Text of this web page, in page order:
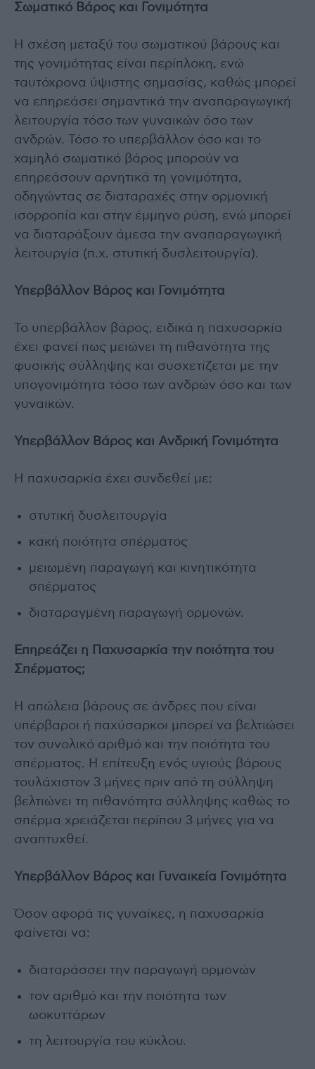
Σωματικό Βάρος και Γονιμότητα
H σχέση μεταξύ του σωματικού βάρους και
της γονιμότητας είναι περίπλοκη, ενώ
ταυτόχρονα ύψιστης σημασίας, καθώς μπορεί
να επηρεάσει σημαντικά την αναπαραγωγική
λειτουργία τόσο των γυναικών όσο των
ανδρών. Τόσο το υπερβάλλον όσο και το
χαμηλό σωματικό βάρος μπορούν να
επηρεάσουν αρνητικά τη γονιμότητα,
οδηγώντας σε διαταραχές στην ορμονική
ισορροπία και στην έμμηνο ρύση, ενώ μπορεί
να διαταράξουν άμεσα την αναπαραγωγική
λειτουργία (π.χ. στυτική δυσλειτουργία).
Υπερβάλλον Βάρος και Γονιμότητα
Το υπερβάλλον βάρος, ειδικά η παχυσαρκία
έχει φανεί πως μειώνει τη πιθανότητα της
φυσικής σύλληψης και συσχετίζεται με την
υπογονιμότητα τόσο των ανδρών όσο και των
γυναικών.
Υπερβάλλον Βάρος και Ανδρική Γονιμότητα
Η παχυσαρκία έχει συνδεθεί με:
στυτική δυσλειτουργία
κακή ποιότητα σπέρματος
μειωμένη παραγωγή και κινητικότητα
σπέρματος
διαταραγμένη παραγωγή ορμονών.
Επηρεάζει η Παχυσαρκία την ποιότητα του
Σπέρματος;
Η απώλεια βάρους σε άνδρες που είναι
υπέρβαροι ή παχύσαρκοι μπορεί να βελτιώσει
τον συνολικό αριθμό και την ποιότητα του
σπέρματος. Η επίτευξη ενός υγιούς βάρους
τουλάχιστον 3 μήνες πριν από τη σύλληψη
βελτιώνει τη πιθανότητα σύλληψης καθώς το
σπέρμα χρειάζεται περίπου 3 μήνες για να
αναπτυχθεί.
Υπερβάλλον Βάρος και Γυναικεία Γονιμότητα
Όσον αφορά τις γυναίκες, η παχυσαρκία
φαίνεται να:
διαταράσσει την παραγωγή ορμονών
τον αριθμό και την ποιότητα των
ωοκυττάρων
τη λειτουργία του κύκλου.